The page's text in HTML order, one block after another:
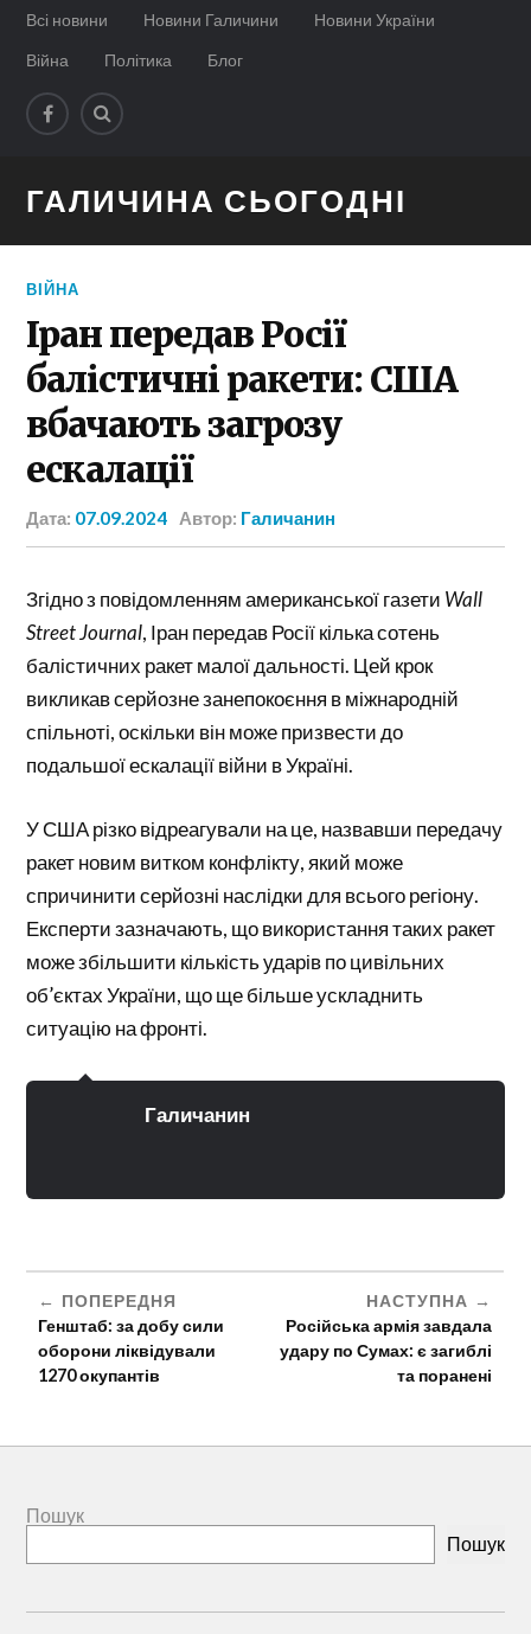
Всі новини Новини Галичини
Новини України
Війна
Політика Блог
ГАЛИЧИНА СЬОГОДНІ
ВІЙНА
Іран передав Росії
балістичні ракети: США
вбачають загрозу
ескалації
Дата: 07.09.2024 Автор: Галичанин
Згідно з повідомленням американської газети Wall
Street Journal, Іран передав Росії кілька сотень
балістичних ракет малої дальності. Цей крок
викликав серйозне занепокоєння в міжнародній
спільноті, оскільки він може призвести до
подальшої ескалації війни в Україні.
У США різко відреагували на це, назвавши передачу
ракет новим витком конфлікту, який може
спричинити серйозні наслідки для всього регіону.
Експерти зазначають, що використання таких ракет
може збільшити кількість ударів по цивільних
об’єктах України, що ще більше ускладнить
ситуацію на фронті.
Галичанин
ПОПЕРЕДНЯ
Генштаб: за добу сили
оборони ліквідували
1270 окупантів
НАСТУПНА
Російська армія завдала
удару по Сумах: є загиблі
та поранені
Пошук
Пошук